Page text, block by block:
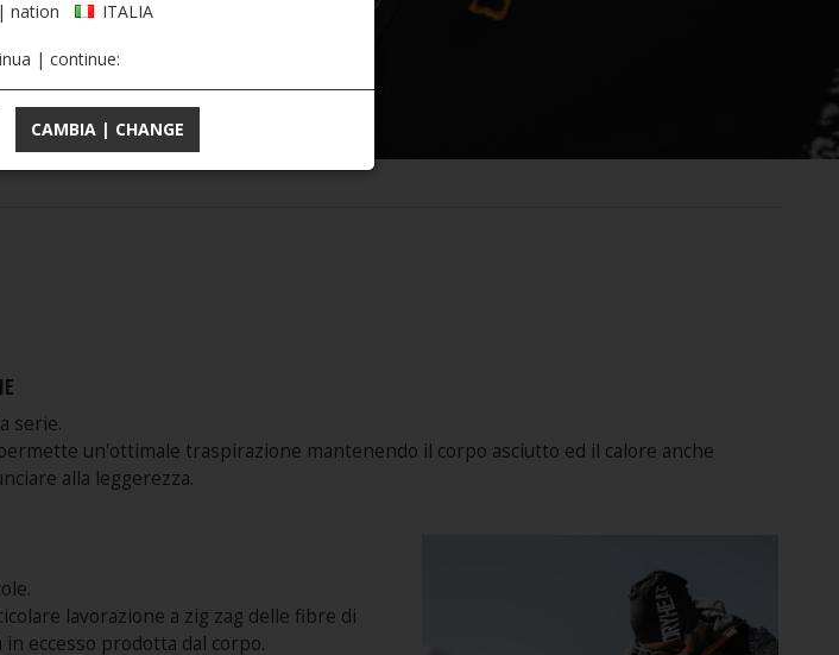
serie.
un'ottimale traspirazione mantenendo il corpo asciutto ed il calore anche
alla leggerezza.
lavorazione a zig zag delle fibre di
eccesso prodotta dal corpo.
nation ITALIA
| continue:
CAMBIA | CHANGE